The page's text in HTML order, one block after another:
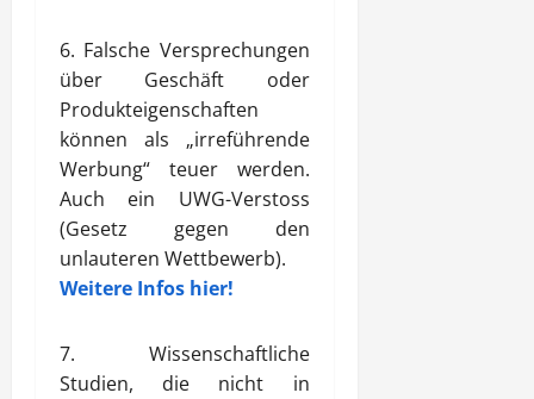
6. Falsche Versprechungen
über Geschäft oder
Produkteigenschaften
können als „irreführende
Werbung“ teuer werden.
Auch ein UWG-Verstoss
(Gesetz gegen den
unlauteren Wettbewerb).
Weitere Infos hier!
7. Wissenschaftliche
Studien, die nicht in